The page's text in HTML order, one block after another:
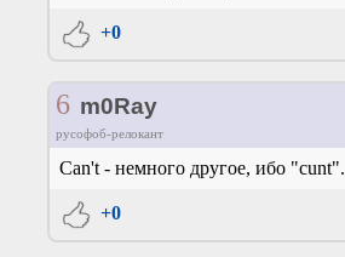
+0
6 m0Ray
русофоб-релокант
Can't - немного другое, ибо "cunt".
+0